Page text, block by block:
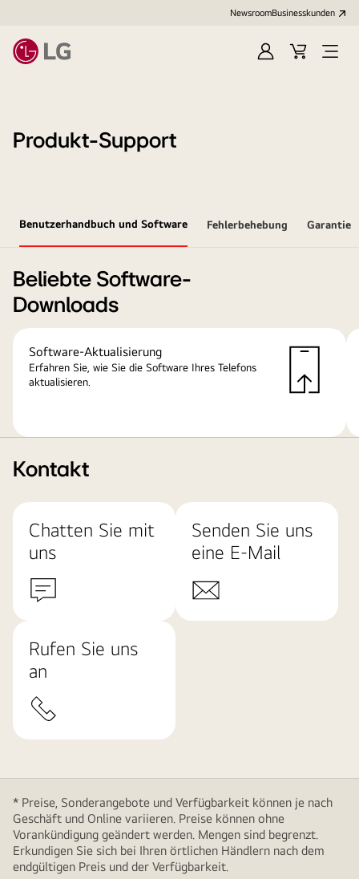
NewsroomBusinesskunden
AnmeldenWarenkorb
Menü
Produkt-Support
Benutzerhandbuch und Software Fehlerbehebung Garantie
Beliebte Software-
Downloads
Software-Aktualisierung
Erfahren Sie, wie Sie die Software Ihres Telefons
aktualisieren.
Kontakt
Chatten Sie mit
uns
Senden Sie uns
eine E-Mail
Rufen Sie uns
an
* Preise, Sonderangebote und Verfügbarkeit können je nach
Geschäft und Online variieren. Preise können ohne
Vorankündigung geändert werden. Mengen sind begrenzt.
Erkundigen Sie sich bei Ihren örtlichen Händlern nach dem
endgültigen Preis und der Verfügbarkeit.